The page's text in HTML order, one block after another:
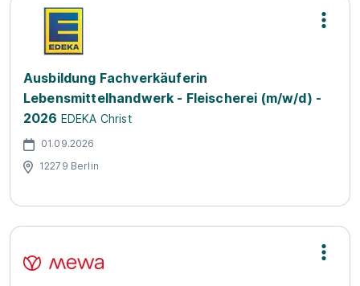
Ausbildung Fachverkäuferin
Lebensmittelhandwerk - Fleischerei (m/w/d) -
2026 EDEKA Christ
01.09.2026
12279 Berlin